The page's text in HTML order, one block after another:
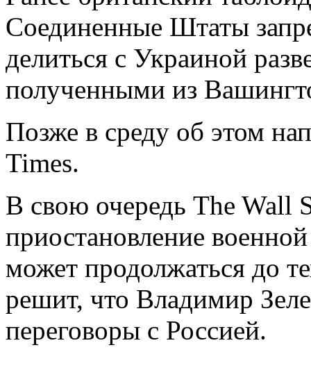
Соединенные Штаты
делиться с Украиной
полученными из
Позже в среду об этом
Times.
В свою очередь The Wall
приостановление
может продолжаться до
решит, что Владимир
переговоры с Россией.